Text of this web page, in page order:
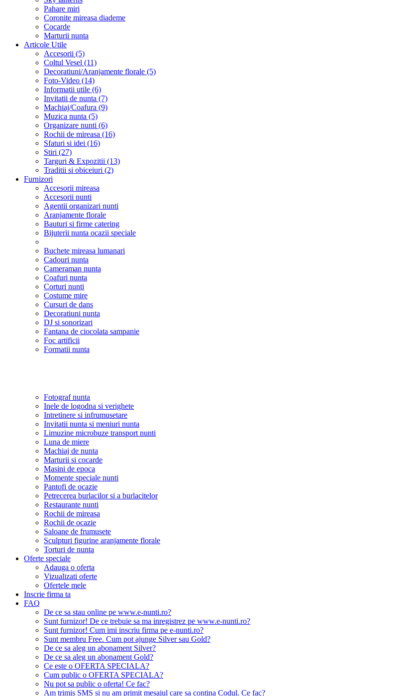
Pahare miri
Coronite mireasa diademe
Cocarde
Marturii nunta
Articole Utile
Accesorii (5)
Coltul Vesel (11)
Decoratiuni/Aranjamente florale (5)
Foto-Video (14)
Informatii utile (6)
Invitatii de nunta (7)
Machiaj/Coafura (9)
Muzica nunta (5)
Organizare nunti (6)
Rochii de mireasa (16)
Sfaturi si idei (16)
Stiri (27)
Targuri & Expozitii (13)
Traditii si obiceiuri (2)
Furnizori
Accesorii mireasa
Accesorii nunti
Agentii organizari nunti
Aranjamente florale
Bauturi si firme catering
Bijuterii nunta ocazii speciale
Buchete mireasa lumanari
Cadouri nunta
Cameraman nunta
Coafuri nunta
Corturi nunti
Costume mire
Cursuri de dans
Decoratiuni nunta
DJ si sonorizari
Fantana de ciocolata sampanie
Foc artificii
Formatii nunta
Fotograf nunta
Inele de logodna si verighete
Intretinere si infrumusetare
Invitatii nunta si meniuri nunta
Limuzine microbuze transport nunti
Luna de miere
Machiaj de nunta
Marturii si cocarde
Masini de epoca
Momente speciale nunti
Pantofi de ocazie
Petrecerea burlacilor si a burlacitelor
Restaurante nunti
Rochii de mireasa
Rochii de ocazie
Saloane de frumusete
Sculpturi figurine aranjamente florale
Torturi de nunta
Oferte speciale
Adauga o oferta
Vizualizati oferte
Ofertele mele
Inscrie firma ta
FAQ
De ce sa stau online pe www.e-nunti.ro?
Sunt furnizor! De ce trebuie sa ma inregistrez pe www.e-nunti.ro?
Sunt furnizor! Cum imi inscriu firma pe e-nunti.ro?
Sunt membru Free. Cum pot ajunge Silver sau Gold?
De ce sa aleg un abonament Silver?
De ce sa aleg un abonament Gold?
Ce este o OFERTA SPECIALA?
Cum public o OFERTA SPECIALA?
Nu pot sa public o oferta! Ce fac?
Am trimis SMS si nu am primit mesajul care sa contina Codul. Ce fac?